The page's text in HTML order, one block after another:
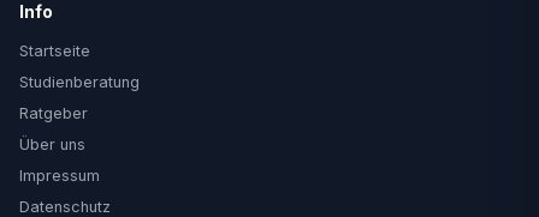
Info
Startseite
Studienberatung
Ratgeber
Über uns
Impressum
Datenschutz